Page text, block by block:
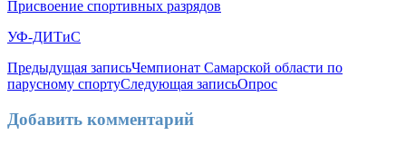
Присвоение спортивных разрядов
УФ-ДИТиС
Навигация
по
записям
Предыдущая записьЧемпионат Самарской области по
парусному спортуСледующая записьОпрос
Добавить комментарий